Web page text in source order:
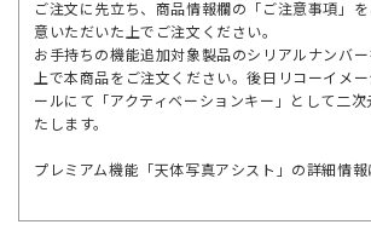
ご注文に先立ち、商品情報欄の「ご注意事項」
意いただいた上でご注文ください。
お手持ちの機能追加対象製品のシリアルナンバ
上で本商品をご注文ください。後日リコーイメ
ールにて「アクティベーションキー」として二
たします。
プレミアム機能「天体写真アシスト」の詳細情